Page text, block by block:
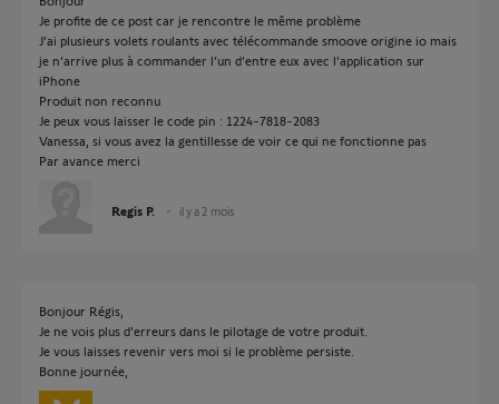
Je profite de ce post car je rencontre le même problème
J’ai plusieurs volets roulants avec télécommande smoove origine io mais
je n’arrive plus à commander l’un d’entre eux avec l’application sur
iPhone
Produit non reconnu
Je peux vous laisser le code pin : 1224-7818-2083
Vanessa, si vous avez la gentillesse de voir ce qui ne fonctionne pas
Par avance merci
Regis P. il y a 2 mois
Bonjour Régis,
Je ne vois plus d'erreurs dans le pilotage de votre produit.
Je vous laisses revenir vers moi si le problème persiste.
Bonne journée,